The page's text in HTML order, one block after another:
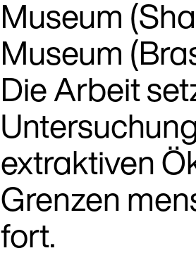
Museum
Museum
Die Arbeit
extraktiven
Grenzen
fort.